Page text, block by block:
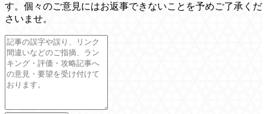
す。個々のご意見にはお返事できないことを予めご了承くだ
さいませ。